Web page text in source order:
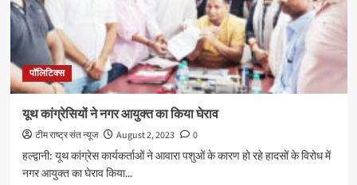
पॉलिटिक्स
यूथ कांग्रेसियों ने नगर आयुक्त का किया घेराव
टीम राष्ट्र संत न्यूज August 2, 2023
0
हल्द्वानी: यूथ कांग्रेस कार्यकर्ताओं ने आवारा पशुओं के कारण हो रहे हादसों के विरोध में
नगर आयुक्त का घेराव किया...